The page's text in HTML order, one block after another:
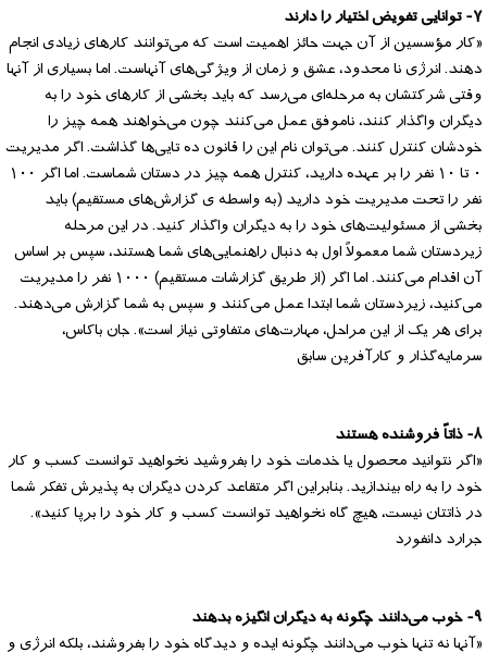
۷- توانایی تفویض اختیار را دارند
«کار مؤسسین از آن جهت حائز اهمیت است که می‌توانند کار‌های زیادی انجام
دهند. انرژی نا محدود، عشق و زمان از ویژگی‌های آنهاست. اما بسیاری از آنها
وقتی شرکتشان به مرحله‌ای می‌رسد که باید بخشی از کارهای خود را به
دیگران واگذار کنند، ناموفق عمل می‌کنند چون می‌خواهند همه چیز را
خودشان کنترل کنند. می‌توان نام این را قانون ده تایی‌ها گذاشت. اگر مدیریت
۰ تا ۱۰ نفر را بر عهده دارید، کنترل همه چیز در دستان شماست. اما اگر ۱۰۰
نفر را تحت مدیریت خود دارید (به واسطه ی گزارش‌های مستقیم) باید
بخشی از مسئولیت‌های خود را به دیگران واگذار کنید. در این مرحله
زیردستان شما معمولاً اول به دنبال راهنمایی‌های شما هستند، سپس بر اساس
آن اقدام می‌کنند. اما اگر (از طریق گزارشات مستقیم) ۱۰۰۰ نفر را مدیریت
می‌کنید، زیردستان شما ابتدا عمل می‌کنند و سپس به شما گزارش می‌دهند.
برای هر یک از این مراحل، مهارت‌های متفاوتی نیاز است». جان باکاس،
سرمایه‌گذار و کارآفرین سابق
۸- ذاتاً فروشنده هستند
«اگر نتوانید محصول یا خدمات خود را بفروشید نخواهید توانست کسب و کار
خود را به راه بیندازید. بنابراین اگر متقاعد کردن دیگران به پذیرش تفکر شما
در ذاتتان نیست، هیچ گاه نخواهید توانست کسب و کار خود را برپا کنید».
جرارد دانفورد
۹- خوب می‌دانند چگونه به دیگران انگیزه بدهند
«آنها نه تنها خوب می‌دانند چگونه ایده و دیدگاه خود را بفروشند، بلکه انرژی و